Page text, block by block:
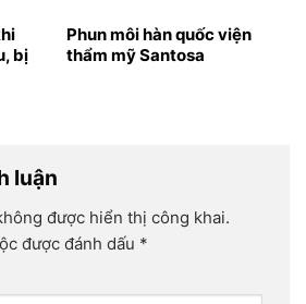
bị
Phun môi hàn quốc viện
thẩm mỹ Santosa
luận
được hiển thị công khai.
được đánh dấu *